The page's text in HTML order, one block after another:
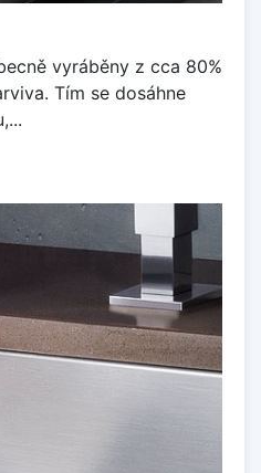
vyráběny z cca 80%
Tím se dosáhne